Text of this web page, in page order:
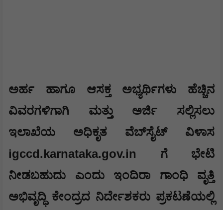
ಅರ್ಹ ಹಾಗೂ ಆಸಕ್ತ ಅಭ್ಯರ್ಥಿಗಳು ಹೆಚ್ಚಿನ
ವಿವರಗಳಿಗಾಗಿ ಮತ್ತು ಅರ್ಜಿ ಸಲ್ಲಿಸಲು
ಇಲಾಖೆಯ ಅಧಿಕೃತ ವೆಬ್‍ಸೈಟ್ ವಿಳಾಸ
igccd.karnataka.gov.in ಗೆ ಭೇಟಿ
ನೀಡಬಹುದು ಎಂದು ಇಂದಿರಾ ಗಾಂಧಿ ವೃತ್ತಿ
ಅಭಿವೃದ್ಧಿ ಕೇಂದ್ರದ ನಿರ್ದೇಶಕರು ಪ್ರಕಟಣೆಯಲ್ಲಿ